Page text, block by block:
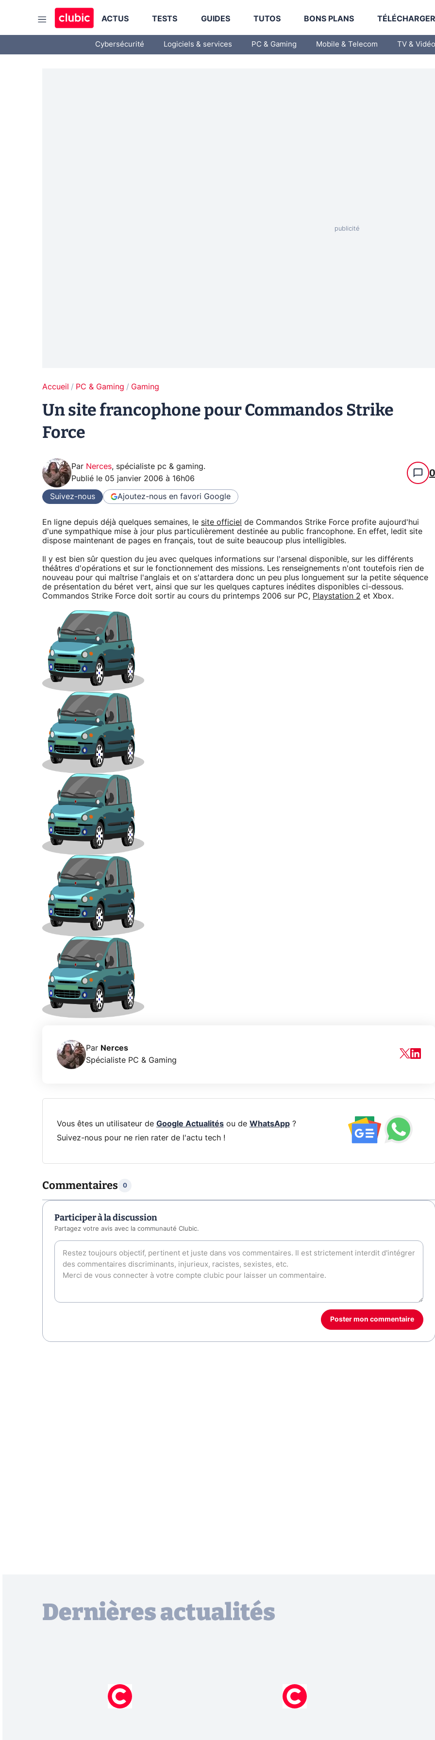
ACTUS TESTS GUIDES TUTOS BONS PLANS
Cybersécurité Logiciels & services PC & Gaming Mobile & Telecom TV & Vidéo
Accueil PC & Gaming Gaming
Un site francophone pour Commandos Strike
Force
Par Nerces, spécialiste pc & gaming.
Publié le 05 janvier 2006 à 16h06 0
Suivez-nous Ajoutez-nous en favori Google
En ligne depuis déjà quelques semaines, le site officiel de Commandos Strike Force profite aujourd'hui
d'une sympathique mise à jour plus particulièrement destinée au public francophone. En effet, ledit site
dispose maintenant de pages en français, tout de suite beaucoup plus intelligibles.
Il y est bien sûr question du jeu avec quelques informations sur l'arsenal disponible, sur les différents
théâtres d'opérations et sur le fonctionnement des missions. Les renseignements n'ont toutefois rien de
nouveau pour qui maîtrise l'anglais et on s'attardera donc un peu plus longuement sur la petite séquence
de présentation du béret vert, ainsi que sur les quelques captures inédites disponibles ci-dessous.
Commandos Strike Force doit sortir au cours du printemps 2006 sur PC, Playstation 2 et Xbox.
Par Nerces
Spécialiste PC & Gaming
Vous êtes un utilisateur de Google Actualitésou de WhatsApp?
Suivez-nous pour ne rien rater de l'actu tech !
Commentaires 0
Participer à la discussion
Partagez votre avis avec la communauté Clubic.
Poster mon commentaire
Dernières actualités